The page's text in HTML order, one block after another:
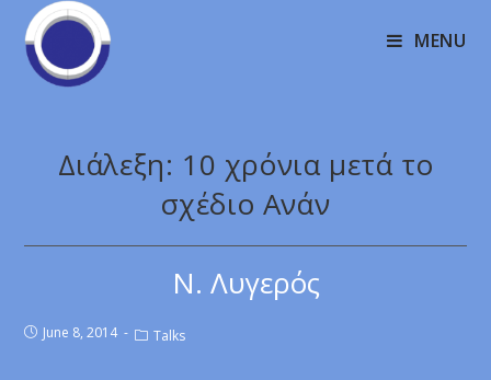
MENU
Διάλεξη: 10 χρόνια μετά το
σχέδιο Ανάν
Ν. Λυγερός
June 8, 2014 Talks